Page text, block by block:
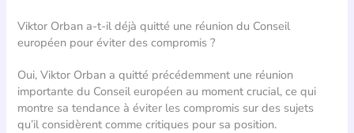
Viktor Orban a-t-il déjà quitté une réunion du Conseil
européen pour éviter des compromis ?
Oui, Viktor Orban a quitté précédemment une réunion
importante du Conseil européen au moment crucial, ce qui
montre sa tendance à éviter les compromis sur des sujets
qu’il considèrent comme critiques pour sa position.